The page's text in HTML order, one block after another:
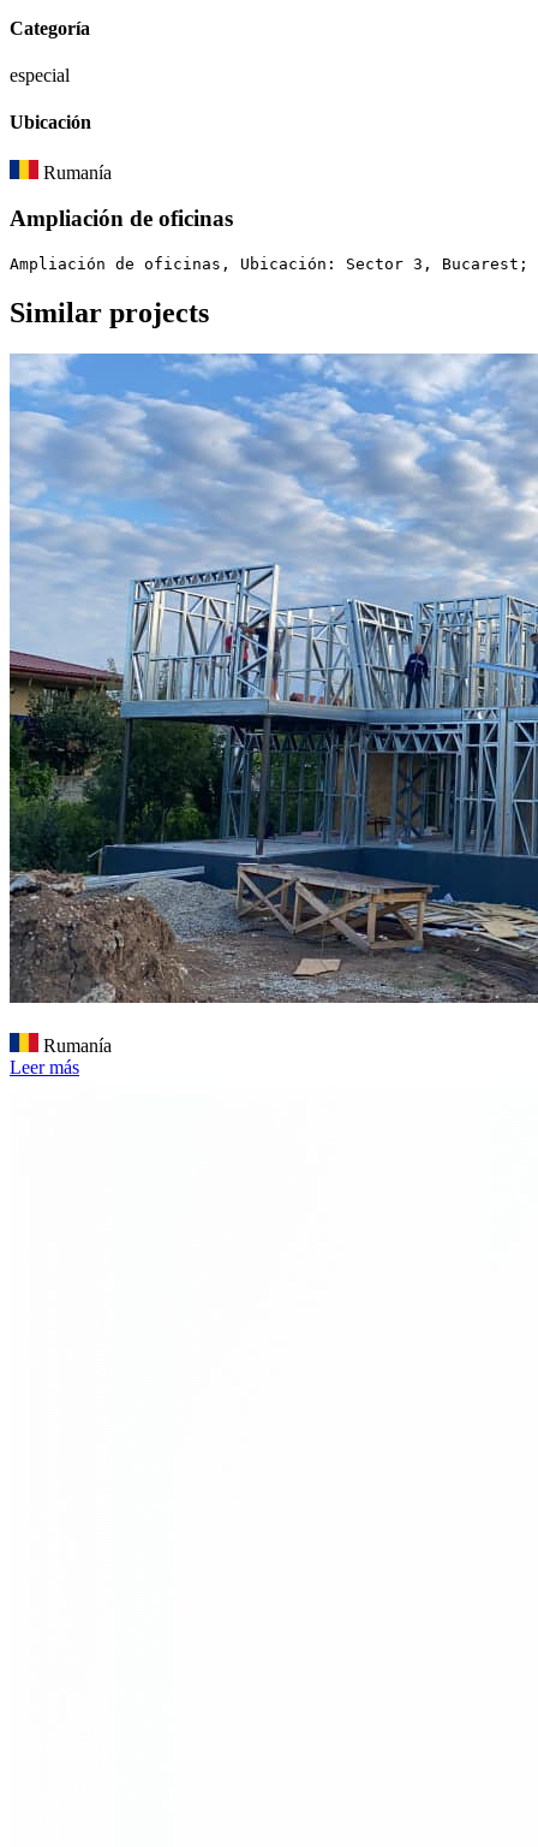
Categoría
especial
Ubicación
Rumanía
Ampliación de oficinas
Ampliación de oficinas, Ubicación: Sector 3, Bucarest;
Similar projects
Rumanía
Leer más